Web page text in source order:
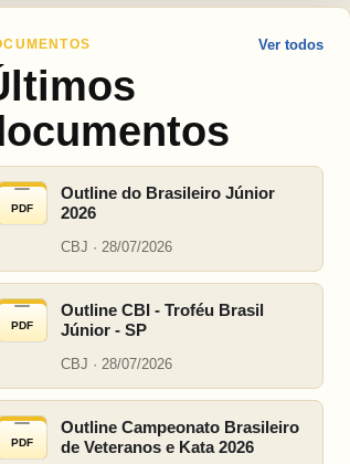
Ver todos
PDF
Outline do Brasileiro Júnior
2026
CBJ · 28/07/2026
PDF
Outline CBI - Troféu Brasil
Júnior - SP
CBJ · 28/07/2026
PDF
Outline Campeonato Brasileiro
de Veteranos e Kata 2026